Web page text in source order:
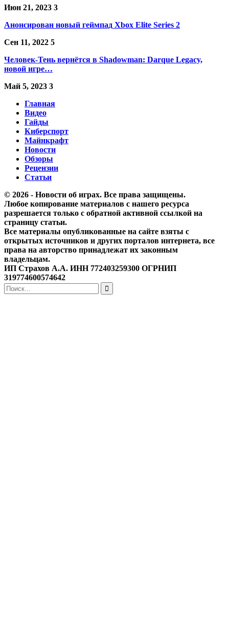
Июн 21, 2023 3
Анонсирован новый геймпад Xbox Elite Series 2
Сен 11, 2022 5
Человек-Тень вернётся в Shadowman: Darque Legacy,
новой игре…
Май 5, 2023 3
Главная
Видео
Гайды
Киберспорт
Майнкрафт
Новости
Обзоры
Рецензии
Статьи
© 2026 - Новости об играх. Все права защищены.
Любое копирование материалов с нашего ресурса
разрешается только с обратной активной ссылкой на
страницу статьи.
Все материалы опубликованные на сайте взяты с
открытых источников и других порталов интернета, все
права на авторство принадлежат их законным
владельцам.
ИП Страхов А.А. ИНН 772403259300 ОГРНИП
319774600574642